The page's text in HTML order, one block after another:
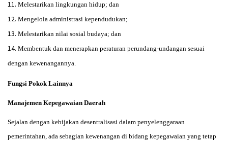
Melestarikan lingkungan hidup; dan
Mengelola administrasi kependudukan;
Melestarikan nilai sosial budaya; dan
Membentuk dan menerapkan peraturan perundang-undangan sesuai
dengan kewenangannya.
Fungsi Pokok Lainnya
Manajemen Kepegawaian Daerah
Sejalan dengan kebijakan desentralisasi dalam penyelenggaraan
pemerintahan, ada sebagian kewenangan di bidang kepegawaian yang tetap